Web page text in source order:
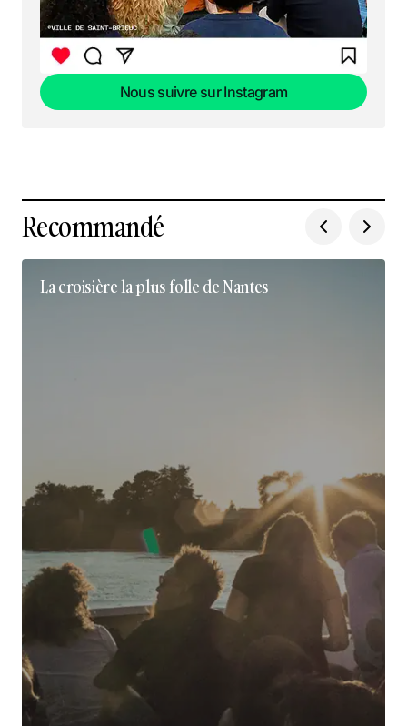
Nous suivre sur Instagram
Recommandé
La croisière la plus folle de Nantes